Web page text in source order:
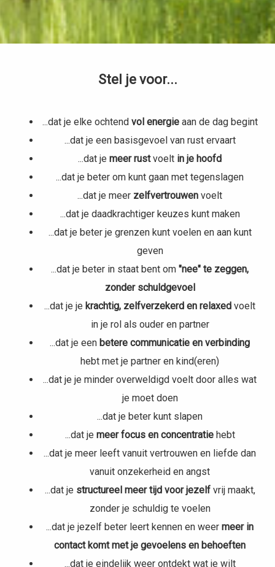
Stel je voor...
...dat je elke ochtend vol energieaan de dag begint
...dat je een basisgevoel van rust ervaart
...dat je meer rustvoelt in je hoofd
...dat je beter om kunt gaan met tegenslagen
...dat je meer zelfvertrouwen voelt
...dat je daadkrachtiger keuzes kunt maken
...dat je beter je grenzen kunt voelen en aan kunt
geven
...dat je beter in staat bent om "nee" te zeggen,
zonder schuldgevoel
...dat je je krachtig, zelfverzekerd en relaxed voelt
in je rol als ouder en partner
...dat je een betere communicatie en verbinding
hebt met je partner en kind(eren)
...dat je je minder overweldigd voelt door alles wat
je moet doen
...dat je beter kunt slapen
...dat je meer focus en concentratiehebt
...dat je meer leeft vanuit vertrouwen en liefde dan
vanuit onzekerheid en angst
...dat je structureel meer tijd voor jezelfvrij maakt,
zonder je schuldig te voelen
...dat je jezelf beter leert kennen en weer meer in
contact komt met je gevoelens en behoeften
...dat je eindelijk weer ontdekt wat je wilt